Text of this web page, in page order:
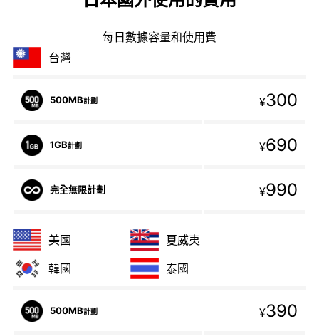
每日數據容量和使用費
台灣
500MB計劃 ¥300
1GB計劃 ¥690
完全無限計劃 ¥990
美國
夏威夷
韓國
泰國
500MB計劃 ¥390